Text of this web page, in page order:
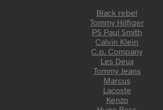
Black rebel
Tommy Hilfiger
PS Paul Smith
Calvin Klein
C.p. Company
Les Deux
Tommy Jeans
Marcus
Lacoste
Kenzo